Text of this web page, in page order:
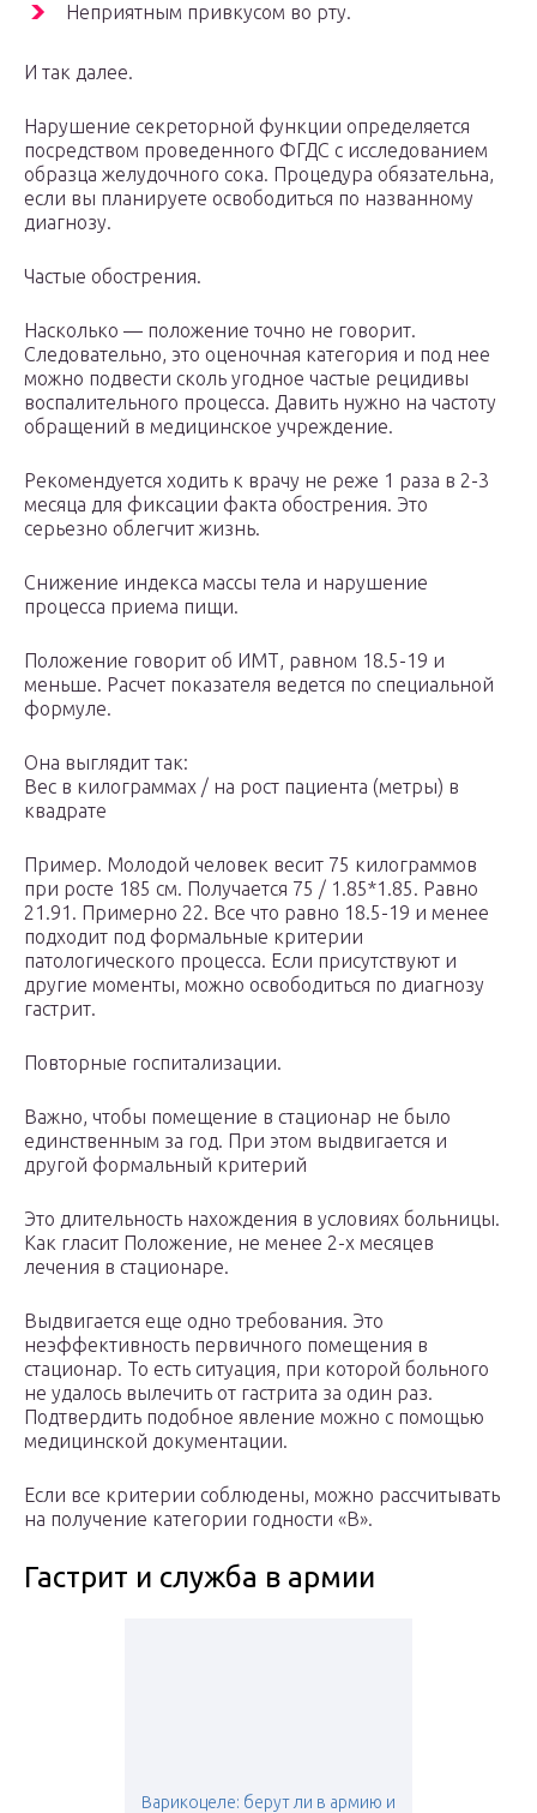
Неприятным привкусом во рту.
И так далее.
Нарушение секреторной функции определяется
посредством проведенного ФГДС с исследованием
образца желудочного сока. Процедура обязательна,
если вы планируете освободиться по названному
диагнозу.
Частые обострения.
Насколько — положение точно не говорит.
Следовательно, это оценочная категория и под нее
можно подвести сколь угодное частые рецидивы
воспалительного процесса. Давить нужно на частоту
обращений в медицинское учреждение.
Рекомендуется ходить к врачу не реже 1 раза в 2-3
месяца для фиксации факта обострения. Это
серьезно облегчит жизнь.
Снижение индекса массы тела и нарушение
процесса приема пищи.
Положение говорит об ИМТ, равном 18.5-19 и
меньше. Расчет показателя ведется по специальной
формуле.
Она выглядит так:
Вес в килограммах / на рост пациента (метры) в
квадрате
Пример. Молодой человек весит 75 килограммов
при росте 185 см. Получается 75 / 1.85*1.85. Равно
21.91. Примерно 22. Все что равно 18.5-19 и менее
подходит под формальные критерии
патологического процесса. Если присутствуют и
другие моменты, можно освободиться по диагнозу
гастрит.
Повторные госпитализации.
Важно, чтобы помещение в стационар не было
единственным за год. При этом выдвигается и
другой формальный критерий
Это длительность нахождения в условиях больницы.
Как гласит Положение, не менее 2-х месяцев
лечения в стационаре.
Выдвигается еще одно требования. Это
неэффективность первичного помещения в
стационар. То есть ситуация, при которой больного
не удалось вылечить от гастрита за один раз.
Подтвердить подобное явление можно с помощью
медицинской документации.
Если все критерии соблюдены, можно рассчитывать
на получение категории годности «В».
Гастрит и служба в армии
Варикоцеле: берут ли в армию и